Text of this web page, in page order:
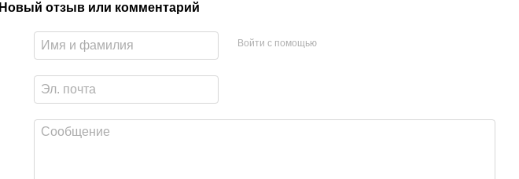
Новый отзыв или комментарий
Войти с помощью